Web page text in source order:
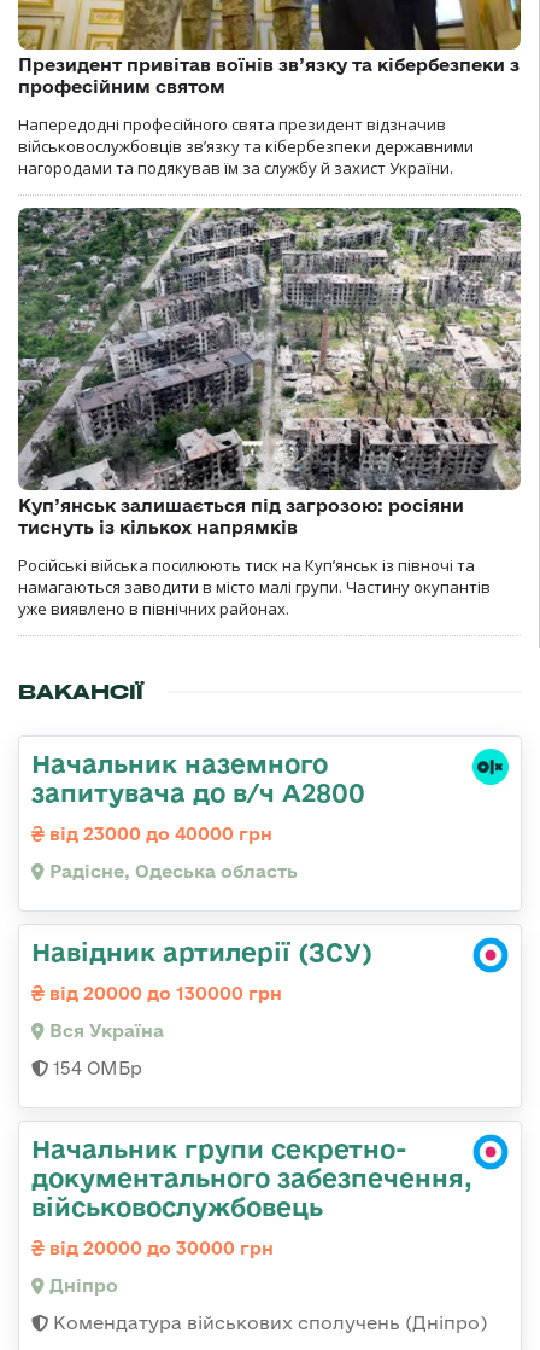
Президент привітав воїнів зв’язку та кібербезпеки з
професійним святом
Напередодні професійного свята президент відзначив
військовослужбовців зв’язку та кібербезпеки державними
нагородами та подякував їм за службу й захист України.
Куп’янськ залишається під загрозою: росіяни
тиснуть із кількох напрямків
Російські війська посилюють тиск на Куп’янськ із півночі та
намагаються заводити в місто малі групи. Частину окупантів
уже виявлено в північних районах.
ВАКАНСІЇ
Начальник наземного
запитувача до в/ч А2800
від 23000 до 40000 грн
Радісне, Одеська область
Навідник артилерії (ЗСУ)
від 20000 до 130000 грн
Вся Україна
154 ОМБр
Начальник групи секретно-
документального забезпечення,
військовослужбовець
від 20000 до 30000 грн
Дніпро
Комендатура військових сполучень (Дніпро)